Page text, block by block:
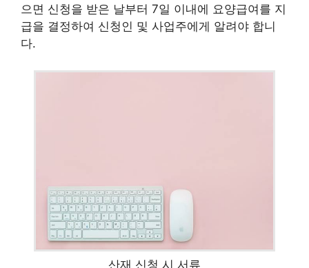
으면 신청을 받은 날부터 7일 이내에 요양급여를 지
급을 결정하여 신청인 및 사업주에게 알려야 합니
다.
산재 신청 시 서류